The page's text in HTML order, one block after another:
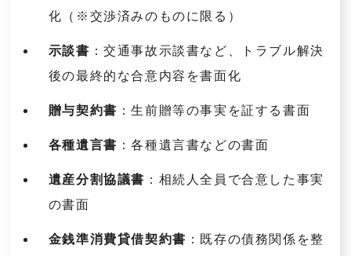
化（※交渉済みのものに限る）
示談書 ：交通事故示談書など、トラブル解決
後の最終的な合意内容を書面化
贈与契約書 ：生前贈等の事実を証する書面
各種遺言書 ：各種遺言書などの書面
遺産分割協議書 ：相続人全員で合意した事実
の書面
金銭準消費貸借契約書 ：既存の債務関係を整